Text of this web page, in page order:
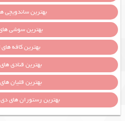
بهترین ساندویچی
بهترین سوشی
بهترین کافه
بهترین قنادی
بهترین قلیان
بهترین رستوران های